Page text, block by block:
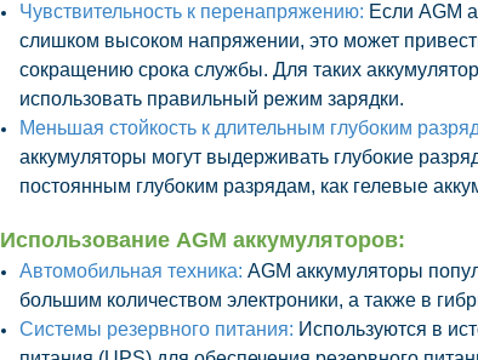
Чувствительность к перенапряжению: Если AGM
слишком высоком напряжении, это может
сокращению срока службы. Для таких
использовать правильный режим зарядки.
Меньшая стойкость к длительным глубоким
аккумуляторы могут выдерживать глубокие
постоянным глубоким разрядам, как гелевые
Использование AGM аккумуляторов:
Автомобильная техника: AGM аккумуляторы
большим количеством электроники, а также в
Системы резервного питания: Используются в